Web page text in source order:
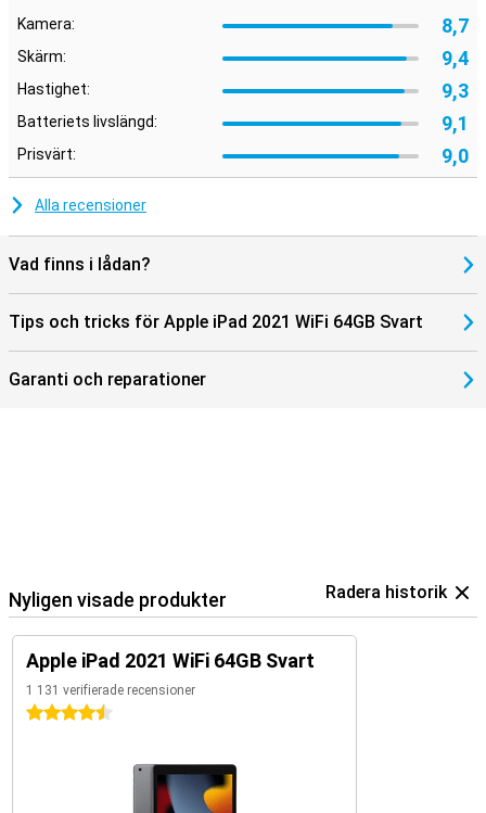
Kamera: 8,7
Skärm: 9,4
Hastighet: 9,3
Batteriets livslängd: 9,1
Prisvärt: 9,0
Alla recensioner
Vad finns i lådan?
Tips och tricks för Apple iPad 2021 WiFi 64GB Svart
Garanti och reparationer
Nyligen visade produkter Radera historik
Apple iPad 2021 WiFi 64GB Svart
1 131 verifierade recensioner
4.5 stjärnor